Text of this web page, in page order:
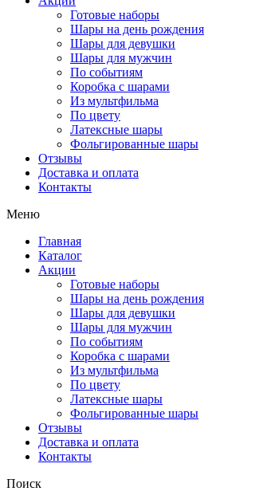
Готовые наборы
Шары на день рождения
Шары для девушки
Шары для мужчин
По событиям
Коробка с шарами
Из мультфильма
По цвету
Латексные шары
Фольгированные шары
Отзывы
Доставка и оплата
Контакты
Меню
Главная
Каталог
Акции
Готовые наборы
Шары на день рождения
Шары для девушки
Шары для мужчин
По событиям
Коробка с шарами
Из мультфильма
По цвету
Латексные шары
Фольгированные шары
Отзывы
Доставка и оплата
Контакты
Поиск